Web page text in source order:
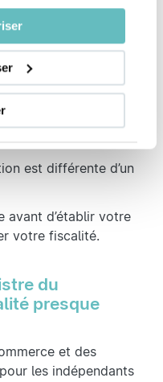
domaine d’activité
le siège social de
où réside
à votre projet.
choisissez le canton
est différente d’un
avant d’établir votre
votre fiscalité.
du
presque
et des
les indépendants